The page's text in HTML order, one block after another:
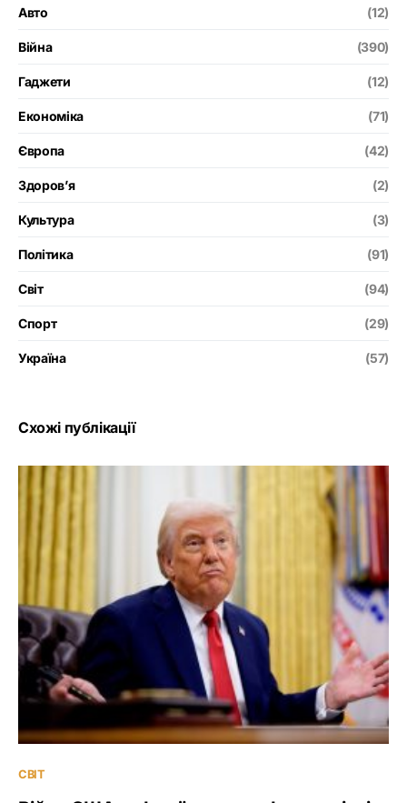
Авто (12)
Війна (390)
Гаджети (12)
Економіка (71)
Європа (42)
Здоров’я (2)
Культура (3)
Політика (91)
Світ (94)
Спорт (29)
Україна (57)
Схожі публікації
СВІТ